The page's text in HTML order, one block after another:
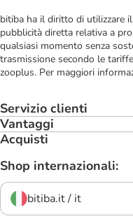
bitiba ha il diritto di utilizzare
pubblicità diretta relativa a
qualsiasi momento senza
trasmissione secondo le
zooplus. Per maggiori
Servizio clienti
Vantaggi
Acquisti
Shop internazionali:
bitiba.it / it